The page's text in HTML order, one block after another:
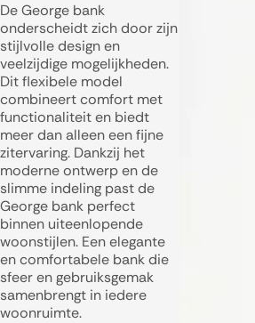
De George bank
onderscheidt zich door zijn
stijlvolle design en
veelzijdige mogelijkheden.
Dit flexibele model
combineert comfort met
functionaliteit en biedt
meer dan alleen een fijne
zitervaring. Dankzij het
moderne ontwerp en de
slimme indeling past de
George bank perfect
binnen uiteenlopende
woonstijlen. Een elegante
en comfortabele bank die
sfeer en gebruiksgemak
samenbrengt in iedere
woonruimte.